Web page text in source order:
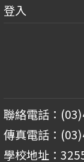
登入
聯絡電話：
傳真電話：
學校地址：